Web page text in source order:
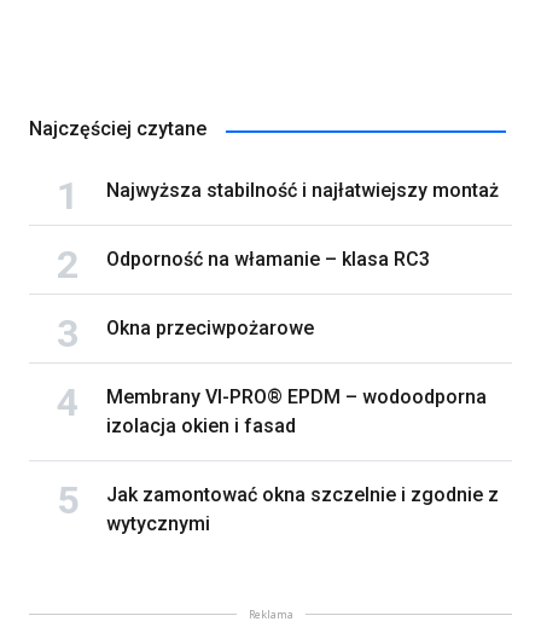
Najczęściej czytane
Najwyższa stabilność i najłatwiejszy montaż
Odporność na włamanie – klasa RC3
Okna przeciwpożarowe
Membrany VI-PRO® EPDM – wodoodporna
izolacja okien i fasad
Jak zamontować okna szczelnie i zgodnie z
wytycznymi
Reklama